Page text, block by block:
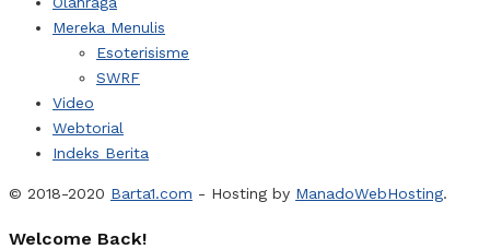
Mereka Menulis
Esoterisisme
SWRF
Video
Webtorial
Indeks Berita
© 2018-2020 Barta1.com - Hosting by ManadoWebHosting.
Welcome Back!